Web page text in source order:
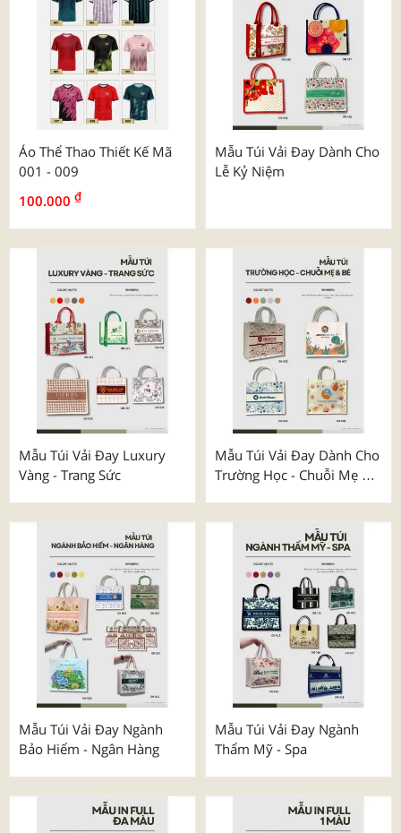
Áo Thể Thao Thiết Kế Mã
001 - 009
100.000 ₫
Mẫu Túi Vải Đay Dành Cho
Lễ Kỷ Niệm
Mẫu Túi Vải Đay Luxury
Vàng - Trang Sức
Mẫu Túi Vải Đay Dành Cho
Trường Học - Chuỗi Mẹ &
Mẫu Túi Vải Đay Ngành
Bảo Hiểm - Ngân Hàng
Mẫu Túi Vải Đay Ngành
Thẩm Mỹ - Spa